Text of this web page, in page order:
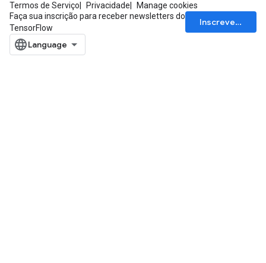
Termos de Serviço Privacidade
Manage cookies
Faça sua inscrição para receber newsletters do
TensorFlow
Inscrever-se